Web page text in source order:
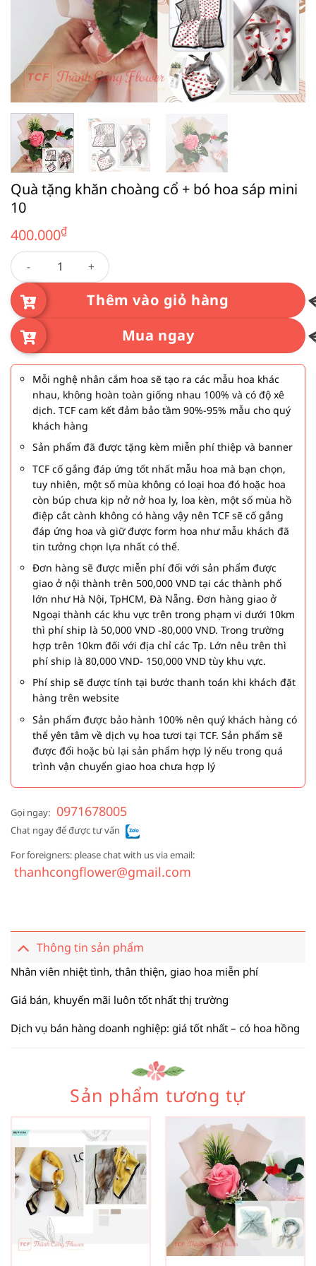
Quà tặng khăn choàng cổ + bó hoa sáp mini
10
400.000₫
Quà tặng khăn choàng cổ + bó hoa sáp mini 10 số lượng
Thêm vào giỏ hàng
Mua ngay
Mỗi nghệ nhân cắm hoa sẽ tạo ra các mẫu hoa khác
nhau, không hoàn toàn giống nhau 100% và có độ xê
dịch. TCF cam kết đảm bảo tầm 90%-95% mẫu cho quý
khách hàng
Sản phẩm đã được tặng kèm miễn phí thiệp và banner
TCF cố gắng đáp ứng tốt nhất mẫu hoa mà bạn chọn,
tuy nhiên, một số mùa không có loại hoa đó hoặc hoa
còn búp chưa kịp nở nở hoa ly, loa kèn, một số mùa hồ
điệp cắt cành không có hàng vậy nên TCF sẽ cố gắng
đáp ứng hoa và giữ được form hoa như mẫu khách đã
tin tưởng chọn lựa nhất có thể.
Đơn hàng sẽ được miễn phí đối với sản phẩm được
giao ở nội thành trên 500,000 VND tại các thành phố
lớn như Hà Nội, TpHCM, Đà Nẵng. Đơn hàng giao ở
Ngoại thành các khu vực trên trong phạm vi dưới 10km
thì phí ship là 50,000 VND -80,000 VND. Trong trường
hợp trên 10km đối với địa chỉ các Tp. Lớn nêu trên thì
phí ship là 80,000 VND- 150,000 VND tùy khu vực.
Phí ship sẽ được tính tại bước thanh toán khi khách đặt
hàng trên website
Sản phẩm được bảo hành 100% nên quý khách hàng có
thể yên tâm về dịch vụ hoa tươi tại TCF. Sản phẩm sẽ
được đổi hoặc bù lại sản phẩm hợp lý nếu trong quá
trình vận chuyển giao hoa chưa hợp lý
Gọi ngay: 0971678005
Chat ngay để được tư vấn
For foreigners: please chat with us via email:
thanhcongflower@gmail.com
Thông tin sản phẩm
Nhân viên nhiệt tình, thân thiện, giao hoa miễn phí
Giá bán, khuyến mãi luôn tốt nhất thị trường
Dịch vụ bán hàng doanh nghiệp: giá tốt nhất – có hoa hồng
Sản phẩm tương tự